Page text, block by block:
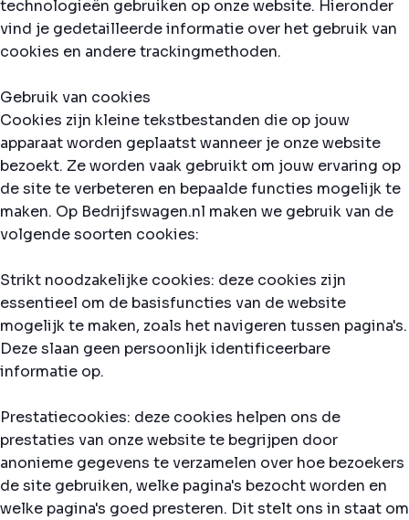
technologieën gebruiken op onze website. Hieronder
vind je gedetailleerde informatie over het gebruik van
cookies en andere trackingmethoden.
Gebruik van cookies
Cookies zijn kleine tekstbestanden die op jouw
apparaat worden geplaatst wanneer je onze website
bezoekt. Ze worden vaak gebruikt om jouw ervaring op
de site te verbeteren en bepaalde functies mogelijk te
maken. Op Bedrijfswagen.nl maken we gebruik van de
volgende soorten cookies:
Strikt noodzakelijke cookies: deze cookies zijn
essentieel om de basisfuncties van de website
mogelijk te maken, zoals het navigeren tussen pagina's.
Deze slaan geen persoonlijk identificeerbare
informatie op.
Prestatiecookies: deze cookies helpen ons de
prestaties van onze website te begrijpen door
anonieme gegevens te verzamelen over hoe bezoekers
de site gebruiken, welke pagina's bezocht worden en
welke pagina's goed presteren. Dit stelt ons in staat om